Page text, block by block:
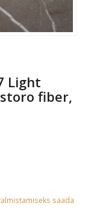
Light
fiber,
saada